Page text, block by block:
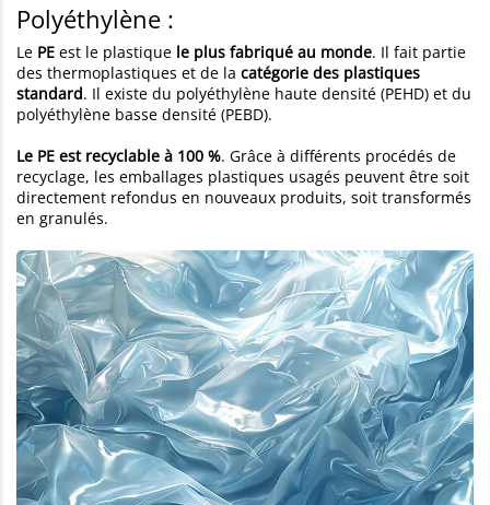
Polyéthylène :
Le PE est le plastique le plus fabriqué au monde. Il fait partie
des thermoplastiques et de la catégorie des plastiques
standard. Il existe du polyéthylène haute densité (PEHD) et du
polyéthylène basse densité (PEBD).
Le PE est recyclable à 100 %. Grâce à différents procédés de
recyclage, les emballages plastiques usagés peuvent être soit
directement refondus en nouveaux produits, soit transformés
en granulés.